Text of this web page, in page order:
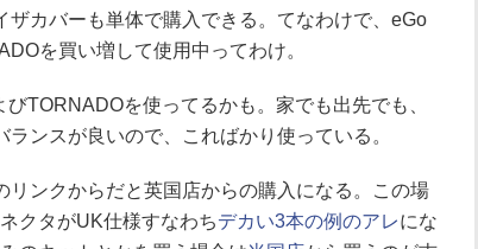
ザカバーも単体で購入できる。てなわけで、eGo
を買い増して使用中ってわけ。
TORNADOを使ってるかも。家でも出先でも、
ンスが良いので、こればかり使っている。
ンクからだと英国店からの購入になる。この場
クタがUK仕様すなわちデカい3本の例のアレにな